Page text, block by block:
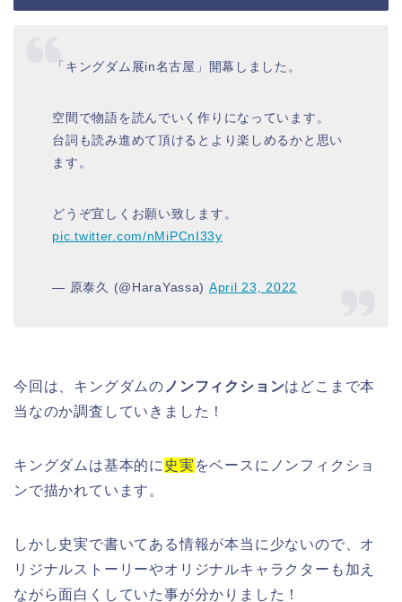
「キングダム展in名古屋」開幕しました。
空間で物語を読んでいく作りになっています。
台詞も読み進めて頂けるとより楽しめるかと思い
ます。
どうぞ宜しくお願い致します。
pic.twitter.com/nMiPCnI33y
— 原泰久 (@HaraYassa) April 23, 2022
今回は、キングダムの ノンフィクションはどこまで本
当なのか調査していきました！
キングダムは基本的に 史実 をベースにノンフィクショ
ンで描かれています。
しかし史実で書いてある情報が本当に少ないので、オ
リジナルストーリーやオリジナルキャラクターも加え
ながら面白くしていた事が分かりました！